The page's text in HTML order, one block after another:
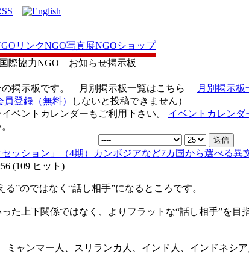
リンクNGO写真展NGOショップ
際協力NGO お知らせ掲示板
の掲示板です。 月別掲示板一覧はこちら
月別掲示板
員登録（無料）
しないと投稿できません）
ベントカレンダーもご利用下さい。 イベントカレンダ
セッション」（4期）カンボジアなど7カ国から選べる異
(109 ヒット )
”のではなく“話し相手”になるところです。
た上下関係ではなく、よりフラットな“話し相手”を
ミャンマー人、スリランカ人、インド人、インドネシ